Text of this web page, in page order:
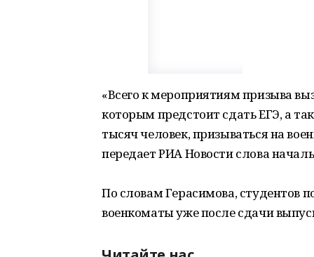
«Всего к мероприятиям призыва
которым предстоит сдать ЕГЭ, а
тысяч человек, призываться на
передает РИА Новости слова
По словам Герасимова, студентов
военкоматы уже после сдачи